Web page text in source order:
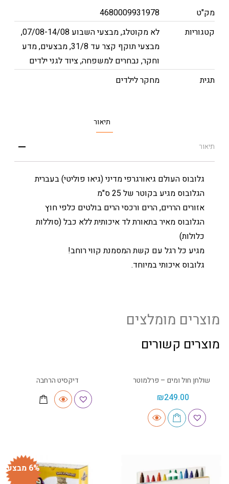
מק"ט
4680009931978
קטגוריות
לא מקוטלג,מבצעי השבוע 07/08-14/08
,
מבצעי תוקף קצר עד 31/8
,מבצעים,מדע
וחקר, נבחרים למשפחה,ציוד לגני ילדים
תגית
מחקר לילדים
תיאור
תיאור
גלובוס העולם גיאורגרפי מדיני (גיאו פוליטי) בעברית
הגלובוס מגיע בקוטר של 25 ס"מ
אזורים הררים, הרים ורכסי הרים בולטים כלפי חוץ
הגלובוס מאיר בתאורת לד איכותית ללא כבל (סוללות
כלולות)
מגיע כל רגל עם קשת המסמנת קווי רוחב!
גלובוס איכותי במיוחד.
מוצרים מומלצים
מוצרים קשורים
שולחן חול ומים – פרלמוטר
₪249.00
דיקסיט הרחבה
6% מבצע